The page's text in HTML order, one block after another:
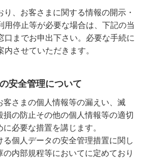
り、お客さまに関する情報の開示・
用停止等が必要な場合は、下記の当
口までお申出下さい。必要な手続に
内させていただきます。
安全管理について
客さまの個人情報等の漏えい、滅
損の防止その他の個人情報等の適切
に必要な措置を講じます。
る個人データの安全管理措置に関し
の内部規程等においてに定めており